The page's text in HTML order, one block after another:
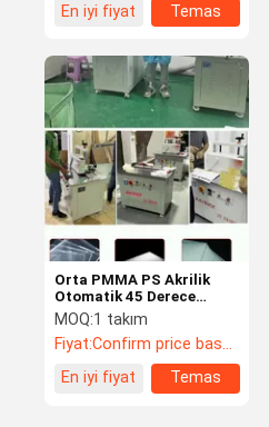
En iyi fiyat
Temas
Orta PMMA PS Akrilik
Otomatik 45 Derece
Elektrikli Mini Pah Kırma
ve Parlatma Makinesi,
3KW Motor Gücüyle
MOQ:1 takım
Fiyat:Confirm price based on product
En iyi fiyat
Temas